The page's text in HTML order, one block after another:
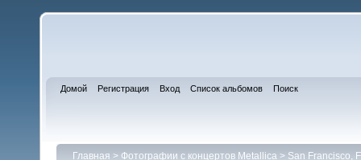
Домой Регистрация Вход Список альбомов Поиск
Главная > Фотографии с концертов Metallica > San Francisco,